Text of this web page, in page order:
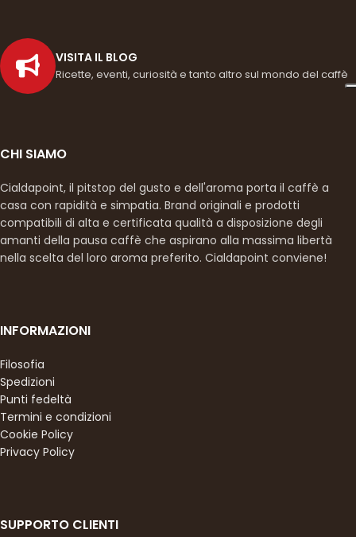
VISITA IL BLOG
Ricette, eventi, curiosità e tanto altro sul mondo del caffè
CHI SIAMO
Cialdapoint, il pitstop del gusto e dell'aroma porta il caffè a
casa con rapidità e simpatia. Brand originali e prodotti
compatibili di alta e certificata qualità a disposizione degli
amanti della pausa caffè che aspirano alla massima libertà
nella scelta del loro aroma preferito. Cialdapoint conviene!
INFORMAZIONI
Filosofia
Spedizioni
Punti fedeltà
Termini e condizioni
Cookie Policy
Privacy Policy
SUPPORTO CLIENTI